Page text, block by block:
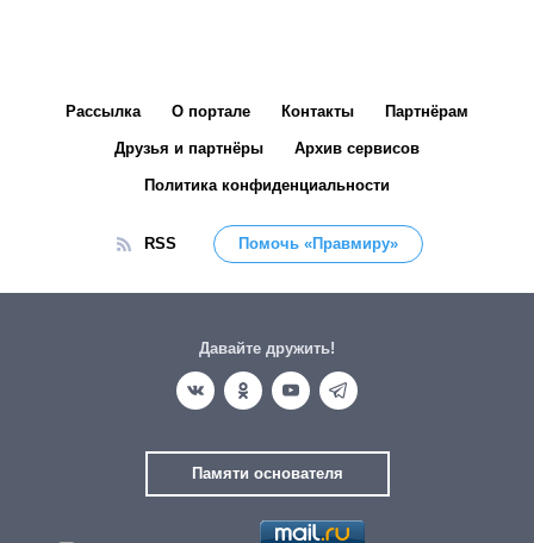
Рассылка О портале Контакты Партнёрам
Друзья и партнёры Архив сервисов
Политика конфиденциальности
RSS Помочь «Правмиру»
Давайте дружить!
Памяти основателя